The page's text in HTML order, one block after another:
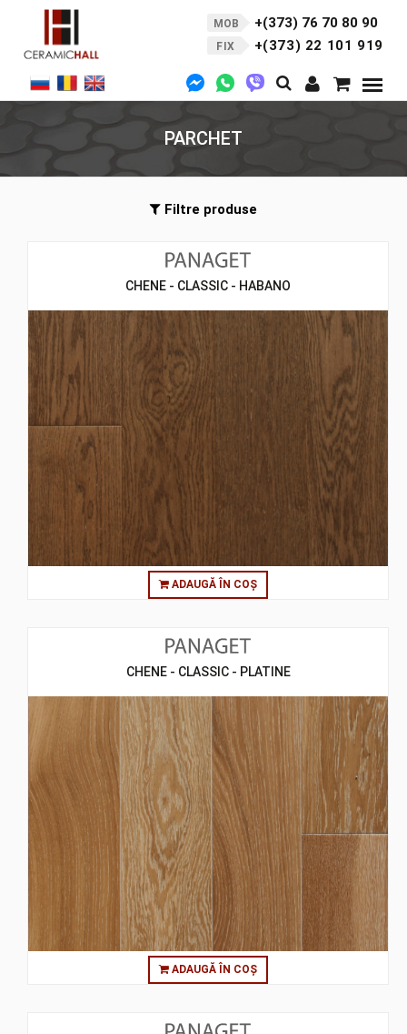
MOB +(373) 76 70 80 90
FIX +(373) 22 101 919
PARCHET
Filtre produse
CHENE - CLASSIC - HABANO
ADAUGĂ ÎN COȘ
CHENE - CLASSIC - PLATINE
ADAUGĂ ÎN COȘ